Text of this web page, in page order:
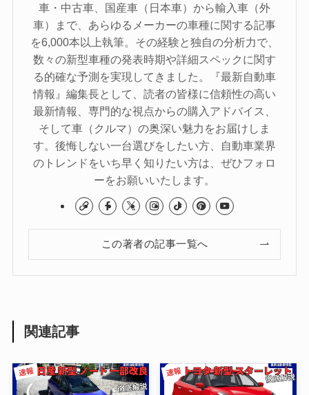
車・中古車、国産車（日本車）から輸入車（外
車）まで、あらゆるメーカーの車種に関する記事
を6,000本以上執筆。その経験と独自の分析力で、
数々の新型車種の発表時期や詳細スペックに関す
る的確な予測を実現してきました。『最新自動車
情報』編集長として、読者の皆様に信頼性の高い
最新情報、専門的な視点からの購入アドバイス、
そして車（クルマ）の奥深い魅力をお届けしま
す。後悔しない一台選びをしたい方、自動車業界
のトレンドをいち早く知りたい方は、ぜひフォロ
ーをお願いいたします。
この著者の記事一覧へ
関連記事